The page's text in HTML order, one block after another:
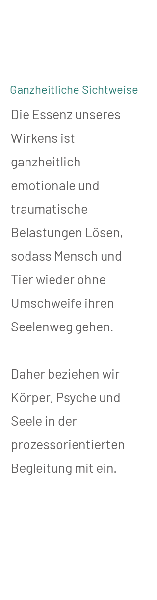
Ganzheitliche Sichtweise
Die Essenz unseres
Wirkens ist
ganzheitlich
emotionale und
traumatische
Belastungen Lösen,
sodass Mensch und
Tier wieder ohne
Umschweife ihren
Seelenweg gehen.
Daher beziehen wir
Körper, Psyche und
Seele in der
prozessorientierten
Begleitung mit ein.